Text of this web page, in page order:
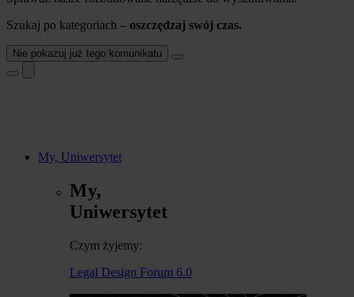
Szukaj po kategoriach – oszczędzaj swój czas.
Nie pokazuj już tego komunikatu
My, Uniwersytet
My,
Uniwersytet
Czym żyjemy:
Legal Design Forum 6.0